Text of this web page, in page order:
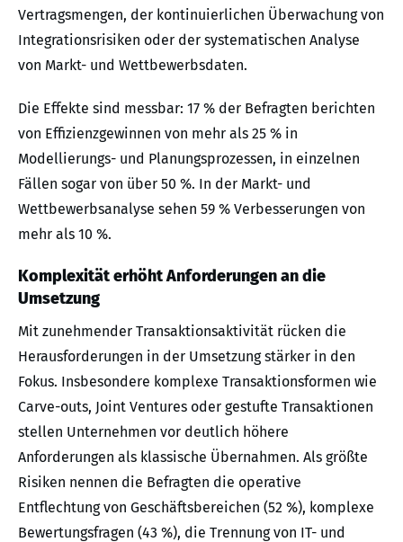
Vertragsmengen, der kontinuierlichen Überwachung von
Integrationsrisiken oder der systematischen Analyse
von Markt- und Wettbewerbsdaten.
Die Effekte sind messbar: 17 % der Befragten berichten
von Effizienzgewinnen von mehr als 25 % in
Modellierungs- und Planungsprozessen, in einzelnen
Fällen sogar von über 50 %. In der Markt- und
Wettbewerbsanalyse sehen 59 % Verbesserungen von
mehr als 10 %.
Komplexität erhöht Anforderungen an die
Umsetzung
Mit zunehmender Transaktionsaktivität rücken die
Herausforderungen in der Umsetzung stärker in den
Fokus. Insbesondere komplexe Transaktionsformen wie
Carve-outs, Joint Ventures oder gestufte Transaktionen
stellen Unternehmen vor deutlich höhere
Anforderungen als klassische Übernahmen. Als größte
Risiken nennen die Befragten die operative
Entflechtung von Geschäftsbereichen (52 %), komplexe
Bewertungsfragen (43 %), die Trennung von IT- und